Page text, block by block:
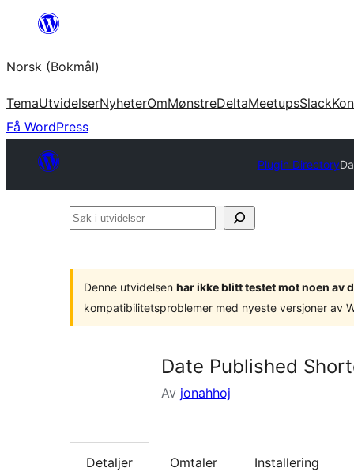
Hopp
innhold
Norsk (Bokmål)
TemaUtvidelserNyheterOmMønstreDeltaMeetupsSlack
Få WordPress
Plugin Directory
Søk
Denne utvidelsen har ikke blitt testet mot noen av
kompatibilitetsproblemer med nyeste versjoner av
Date Published
Av jonahhoj
Detaljer Omtaler Installering